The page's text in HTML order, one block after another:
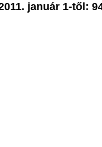
január 1-től: